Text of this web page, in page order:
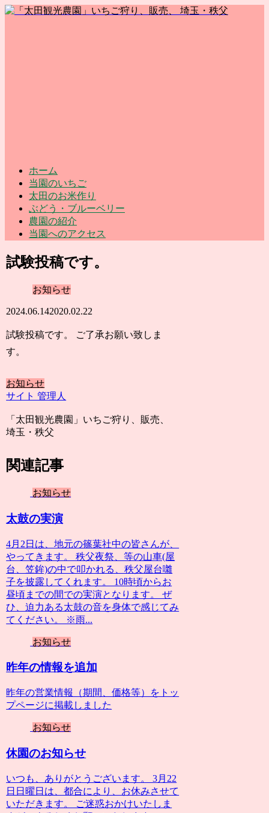
ホーム
当園のいちご
太田のお米作り
ぶどう・ブルーベリー
農園の紹介
当園へのアクセス
試験投稿です。
お知らせ
2024.06.142020.02.22
試験投稿です。 ご了承お願い致しま
す。
お知らせ
サイト 管理人
「太田観光農園」いちご狩り、販売、
埼玉・秩父
関連記事
お知らせ
太鼓の実演
4月2日は、地元の篠葉社中の皆さんが、
やってきます。 秩父夜祭、等の山車(屋
台、笠鉾)の中で叩かれる、秩父屋台囃
子を披露してくれます。 10時頃からお
昼頃までの間での実演となります。 ぜ
ひ、迫力ある太鼓の音を身体で感じてみ
てください。 ※雨...
お知らせ
昨年の情報を追加
昨年の営業情報（期間、価格等）をトッ
プページに掲載しました
お知らせ
休園のお知らせ
いつも、ありがとうございます。 3月22
日日曜日は、都合により、お休みさせて
いただきます。 ご迷惑おかけいたしま